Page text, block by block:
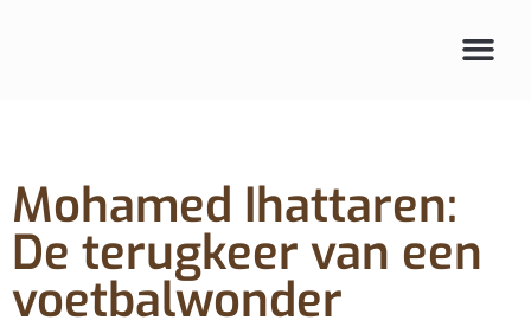
Mohamed Ihattaren:
De terugkeer van een
voetbalwonder